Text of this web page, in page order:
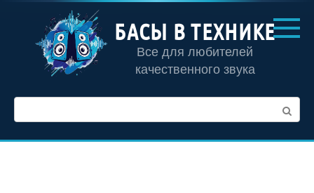
контенту
БАСЫ В ТЕХНИКЕ
Все для любителей
качественного звука